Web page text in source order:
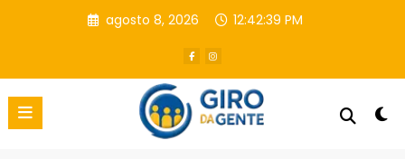
agosto 8, 2026 12:42:40 PM